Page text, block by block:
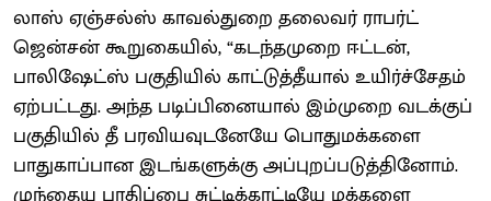
லாஸ் ஏஞ்சல்ஸ் காவல்துறை தலைவர் ராபர்ட்
ஜென்சன் கூறுகையில், “கடந்தமுறை ஈட்டன்,
பாலிஷேட்ஸ் பகுதியில் காட்டுத்தீயால் உயிர்ச்சேதம்
ஏற்பட்டது. அந்த படிப்பினையால் இம்முறை வடக்குப்
பகுதியில் தீ பரவியவுடனேயே பொதுமக்களை
பாதுகாப்பான இடங்களுக்கு அப்புறப்படுத்தினோம்.